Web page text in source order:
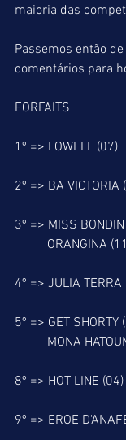
maioria das
Passemos então
comentários para
FORFAITS
1º => LOWELL (07)
2º => BA VICTORIA
3º => MISS
ORANGINA
4º => JULIA TERRA
5º => GET SHORTY
MONA
8º => HOT LINE (04)
9º => EROE